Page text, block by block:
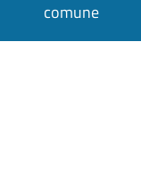
comune